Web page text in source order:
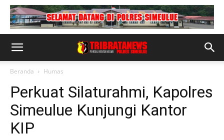
Beranda Humas
Perkuat Silaturahmi, Kapolres
Simeulue Kunjungi Kantor
KIP